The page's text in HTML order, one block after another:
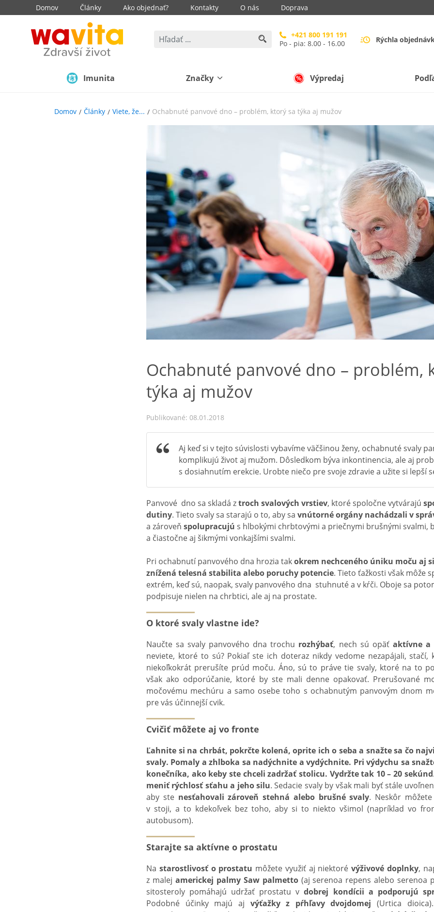
Domov Články Ako objednať? Kontakty O nás Doprava
+421 800 191 191
Po - pia: 8.00 - 16.00
Rýchla
Imunita Značky Výpredaj
Domov Články Viete, že... Ochabnuté panvové dno – problém, ktorý sa týka aj mužov
Ochabnuté panvové dno – problém,
týka aj mužov
Publikované: 08.01.2018
Aj keď si v tejto súvislosti vybavíme väčšinou ženy, ochabnuté svaly
komplikujú život aj mužom. Dôsledkom býva inkontinencia, ale aj
s dosiahnutím erekcie. Urobte niečo pre svoje zdravie a užite si lepší
Panvové dno sa skladá ztroch svalových vrstiev, ktoré spoločne vytvárajú
dutiny. Tieto svaly sa starajú o to, aby sa vnútorné orgány nachádzali v
a zároveň spolupracujú s hlbokými chrbtovými a priečnymi brušnými svalmi,
a čiastočne aj šikmými vonkajšími svalmi.
Pri ochabnutí panvového dna hrozia takokrem nechceného úniku moču aj
znížená telesná stabilita alebo poruchy potencie. Tieto ťažkosti však môže
extrém, keď sú, naopak, svaly panvového dna stuhnuté a v kŕči. Oboje sa
podpisuje nielen na chrbtici, ale aj na prostate.
O ktoré svaly vlastne ide?
Naučte sa svaly panvového dna trochu rozhýbať, nech sú opäť aktívne a
neviete, ktoré to sú? Pokiaľ ste ich doteraz nikdy vedome nezapájali, stačí,
niekoľkokrát prerušíte prúd moču. Áno, sú to práve tie svaly, ktoré na to
však ako odporúčanie, ktoré by ste mali denne opakovať. Prerušované
močovému mechúru a samo osebe toho s ochabnutým panvovým dnom
pre vás účinnejší cvik.
Cvičiť môžete aj vo fronte
Ľahnite si na chrbát, pokrčte kolená, oprite ich o seba a snažte sa čo
svaly. Pomaly a zhlboka sa nadýchnite a vydýchnite. Pri výdychu sa
konečníka, ako keby ste chceli zadržať stolicu. Vydržte tak 10 – 20 sekúnd.
meniť rýchlosť sťahu a jeho silu. Sedacie svaly by však mali byť stále
aby ste nesťahovali zároveň stehná alebo brušné svaly. Neskôr
v stoji, a to kdekoľvek bez toho, aby si to niekto všimol (napríklad vo
autobusom).
Starajte sa aktívne o prostatu
Na starostlivosť o prostatu môžete využiť aj niektoré výživové doplnky,
z malej americkej palmy Saw palmetto(aj serenoa repens alebo serenoa
sitosteroly pomáhajú udržať prostatu vdobrej kondícii a podporujú
Podobné účinky majú aj výťažky z pŕhľavy dvojdomej (Urtica